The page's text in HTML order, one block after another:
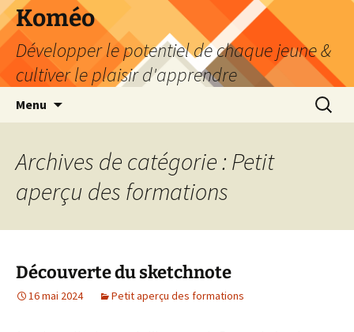
Aller
au
contenu
Koméo
Développer le potentiel de chaque jeune &
cultiver le plaisir d'apprendre
Menu
Archives de catégorie : Petit
aperçu des formations
Découverte du sketchnote
16 mai 2024 Petit aperçu des formations